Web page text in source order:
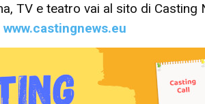
TV e teatro vai al sito di Casting
www.castingnews.eu